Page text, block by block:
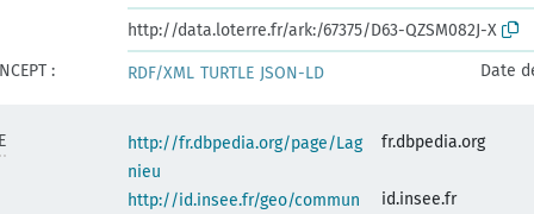
http://data.loterre.fr/ark:/67375/D63-QZSM082J-X
:
RDF/XML TURTLE JSON-LD Date
http://fr.dbpedia.org/page/Lag
nieu
fr.dbpedia.org
http://id.insee.fr/geo/commun
id.insee.fr